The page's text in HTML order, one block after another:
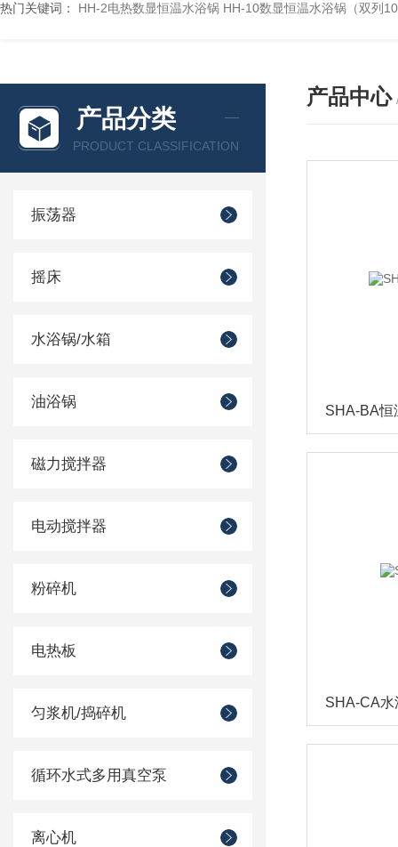
热门关键词： HH-2电热数显恒温水浴锅 HH-10数显恒温水浴锅（双列
产品分类
PRODUCT CLASSIFICATION
振荡器
摇床
水浴锅/水箱
油浴锅
磁力搅拌器
电动搅拌器
粉碎机
电热板
匀浆机/捣碎机
循环水式多用真空泵
离心机
产品中心
SHA-BA恒
SHA-CA水